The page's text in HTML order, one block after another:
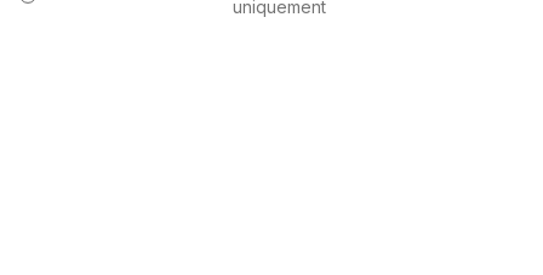
uniquement